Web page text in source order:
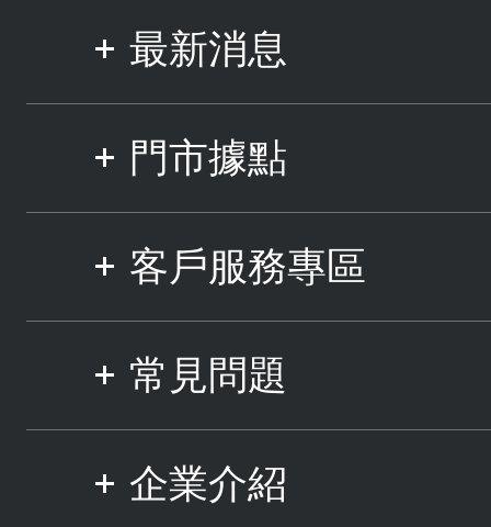
最新消息
門市據點
客戶服務專區
常見問題
企業介紹